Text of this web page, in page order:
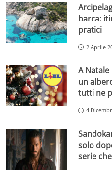
barca:
pratici
2 Aprile
A Natale
un
tutti ne
4
solo
serie